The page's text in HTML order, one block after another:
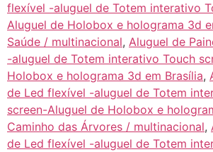
flexível -aluguel de Totem interativo
Aluguel de Holobox e holograma 3d
Saúde / multinacional, Aluguel de
-aluguel de Totem interativo Touch
Holobox e holograma 3d em Brasília,
de Led flexível -aluguel de Totem
screen-Aluguel de Holobox e
Caminho das Árvores / multinacional,
de Led flexível -aluguel de Totem